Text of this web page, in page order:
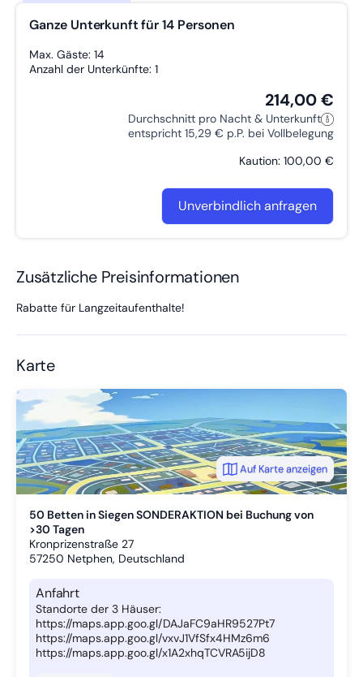
Ganze Unterkunft für 14 Personen
Max. Gäste: 14
Anzahl der Unterkünfte: 1
214,00 €
Durchschnitt pro Nacht & Unterkunft
entspricht 15,29 € p.P. bei Vollbelegung
Kaution: 100,00 €
Unverbindlich anfragen
Zusätzliche Preisinformationen
Rabatte für Langzeitaufenthalte!
Karte
50 Betten in Siegen SONDERAKTION bei Buchung von
>30 Tagen
Kronprizenstraße 27
57250 Netphen, Deutschland
Anfahrt
Standorte der 3 Häuser:
https://maps.app.goo.gl/DAJaFC9aHR9527Pt7
https://maps.app.goo.gl/vxvJ1VfSfx4HMz6m6
https://maps.app.goo.gl/x1A2xhqTCVRA5ijD8
Auf Karte anzeigen